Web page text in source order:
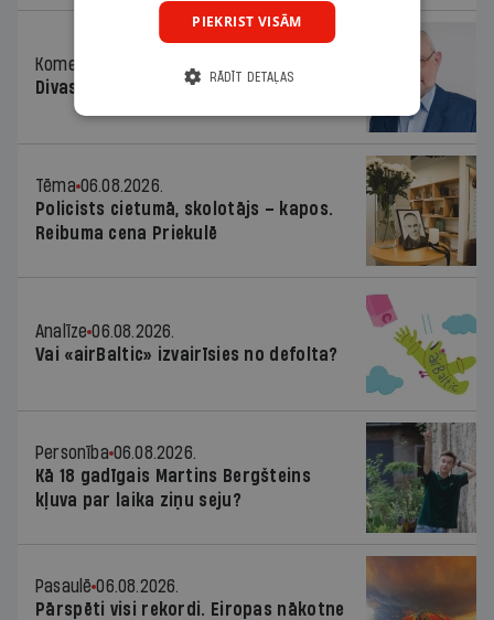
Komentārs
06.08.2026.
Divas koalīcijas
Tēma 06.08.2026.
Policists cietumā, skolotājs – kapos.
Reibuma cena Priekulē
Analīze 06.08.2026.
Vai «airBaltic» izvairīsies no defolta?
Personība 06.08.2026.
Kā 18 gadīgais Martins Bergšteins
kļuva par laika ziņu seju?
Pasaulē 06.08.2026.
Pārspēti visi rekordi. Eiropas nākotne
PIEKRIST VISĀM
RĀDĪT DETAĻAS